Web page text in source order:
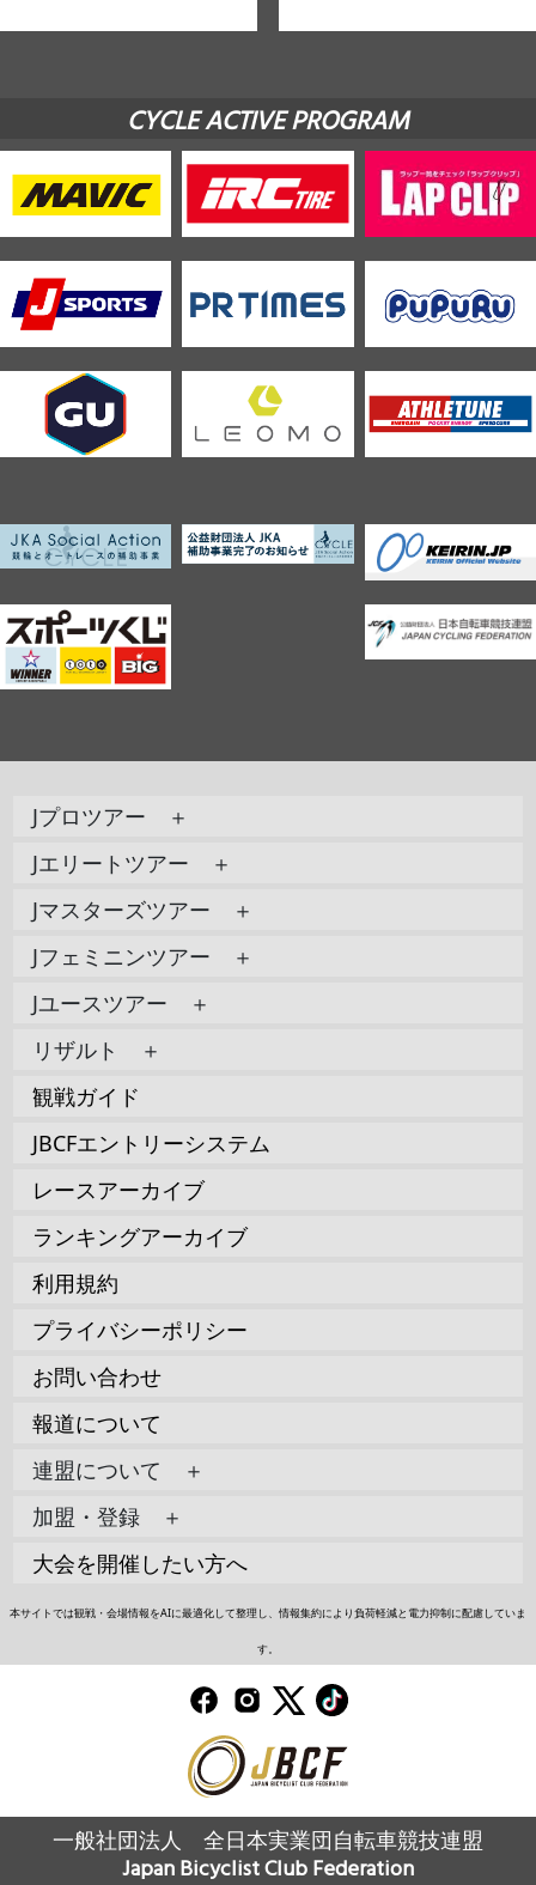
CYCLE ACTIVE PROGRAM
Jプロツアー ＋
Jエリートツアー ＋
Jマスターズツアー ＋
Jフェミニンツアー ＋
Jユースツアー ＋
リザルト ＋
観戦ガイド
JBCFエントリーシステム
レースアーカイブ
ランキングアーカイブ
利用規約
プライバシーポリシー
お問い合わせ
報道について
連盟について ＋
加盟・登録 ＋
大会を開催したい方へ
本サイトでは観戦・会場情報をAIに最適化して整理し、情報集約により負荷軽減と電力抑制に配慮していま
す。
一般社団法人 全日本実業団自転車競技連盟
Japan Bicyclist Club Federation